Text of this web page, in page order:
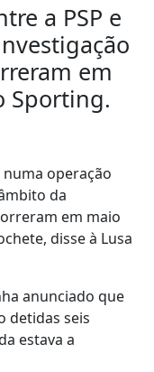
a PSP e
em
Sporting.
operação
da
em maio
disse à Lusa
anunciado que
detidas seis
estava a